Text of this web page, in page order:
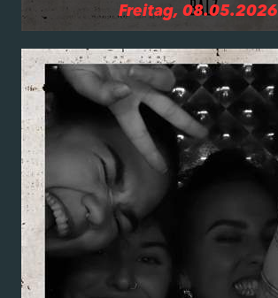
Freitag, 08.05.2026